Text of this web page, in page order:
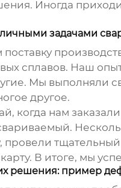
Иногда
задачами
поставку
сплавов. Наш
Мы выполняли
другое.
когда нам
провели
В итоге, мы
решения: пример